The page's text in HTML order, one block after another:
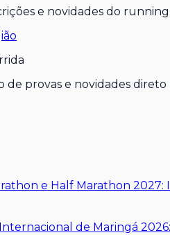
e novidades do running
de provas e novidades direto
e Half Marathon
de Maringá